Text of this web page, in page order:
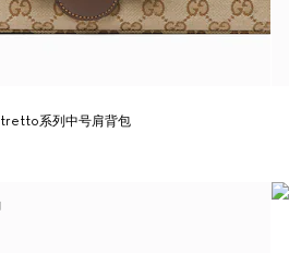
系列中号肩背包